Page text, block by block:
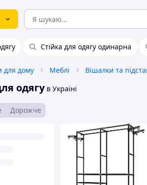
Стійка для одягу одинарна
для дому Меблі
одягув Україні
Дорожче